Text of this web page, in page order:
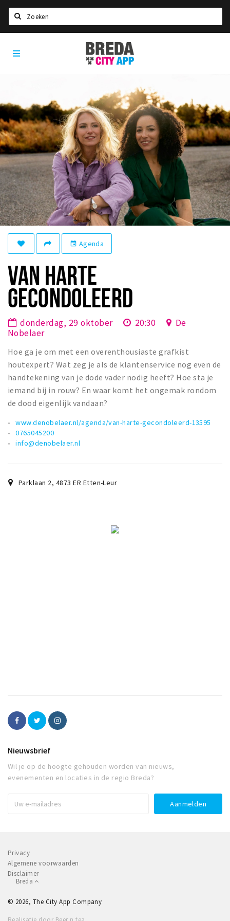
Home
Party pics
Nieuws, interviews & blogs
Eten
Drinken
Slapen
Recreatief
Winkels
Winkelgebieden
Bezienswaardigheden
Musea, theaters & podia
Uitjes & activiteiten
Toeristische routes
Natuurgebieden
Baroniepoorten
Sport
Inloggen
Breda
City
App
event Agenda
VAN HARTE
GECONDOLEERD
donderdag, 29 oktober 20:30
De
Nobelaer
Hoe ga je om met een overenthousiaste grafkist
houtexpert? Wat zeg je als de klantenservice nog even de
handtekening van je dode vader nodig heeft? Hoe sta je
iemand bij in rouw? En waar komt het ongemak rondom
de dood eigenlijk vandaan?
www.denobelaer.nl/agenda/van-harte-gecondoleerd-13595
0765045200
info@denobelaer.nl
Parklaan 2, 4873 ER Etten-Leur
Nieuwsbrief
Wil je op de hoogte gehouden worden van nieuws,
evenementen en locaties in de regio Breda?
Privacy
Algemene voorwaarden
Disclaimer
Breda
© 2026, The City App Company